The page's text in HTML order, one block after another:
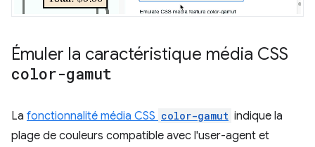
Émuler la caractéristique média CSS
color-gamut
La fonctionnalité média CSS color-gamut indique la
plage de couleurs compatible avec l'user-agent et